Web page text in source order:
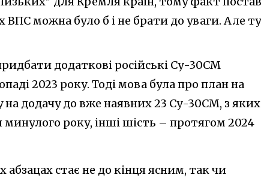
можна було б і не брати до уваги. Але
додаткові російські Су-30СМ
2023 року. Тоді мова була про план на
на додачу до вже наявних 23 Су-30СМ, з яких
року, інші шість – протягом 2024
стає не до кінця ясним, так чи